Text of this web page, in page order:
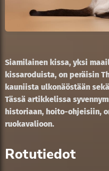
Siamilainen kissa, yksi
kissaroduista, on peräisin
kauniista ulkonäöstään
Tässä artikkelissa
historiaan, hoito-ohjeisiin,
ruokavalioon.
Rotutiedot